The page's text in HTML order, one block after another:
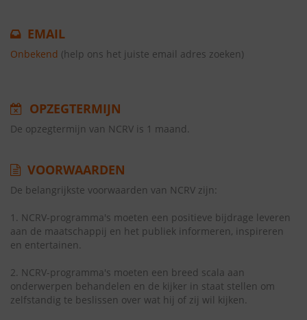
EMAIL
Onbekend (help ons het juiste email adres zoeken)
OPZEGTERMIJN
De opzegtermijn van NCRV is 1 maand.
VOORWAARDEN
De belangrijkste voorwaarden van NCRV zijn:
1. NCRV-programma's moeten een positieve bijdrage leveren
aan de maatschappij en het publiek informeren, inspireren
en entertainen.
2. NCRV-programma's moeten een breed scala aan
onderwerpen behandelen en de kijker in staat stellen om
zelfstandig te beslissen over wat hij of zij wil kijken.